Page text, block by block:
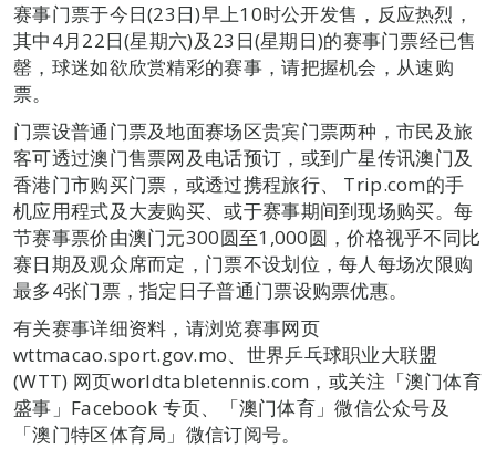
赛事门票于今日(23日)早上10时公开发售，反应热烈，
其中4月22日(星期六)及23日(星期日)的赛事门票经已售
罄，球迷如欲欣赏精彩的赛事，请把握机会，从速购
票。
门票设普通门票及地面赛场区贵宾门票两种，市民及旅
客可透过澳门售票网及电话预订，或到广星传讯澳门及
香港门市购买门票，或透过携程旅行、 Trip.com的手
机应用程式及大麦购买、或于赛事期间到现场购买。每
节赛事票价由澳门元300圆至1,000圆，价格视乎不同比
赛日期及观众席而定，门票不设划位，每人每场次限购
最多4张门票，指定日子普通门票设购票优惠。
有关赛事详细资料，请浏览赛事网页
wttmacao.sport.gov.mo、世界乒乓球职业大联盟
(WTT) 网页worldtabletennis.com，或关注「澳门体育
盛事」Facebook 专页、「澳门体育」微信公众号及
「澳门特区体育局」微信订阅号。